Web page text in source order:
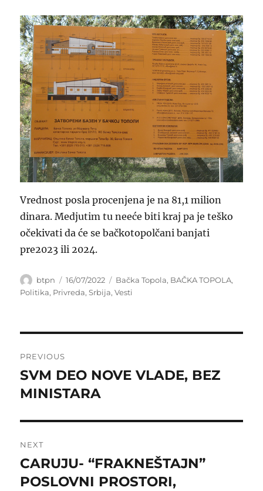
Vrednost posla procenjena je na 81,1 milion
dinara. Medjutim tu neeće biti kraj pa je teško
očekivati da će se bačkotopolčani banjati
pre2023 ili 2024.
Author
btpn
Posted
on
16/07/2022 Categories
Bačka Topola, BAČKA TOPOLA,
Politika, Privreda,Srbija,Vesti
navigation
PREVIOUS
Previous
post:
SVM DEO NOVE VLADE, BEZ
MINISTARA
NEXT
Next
post:
CARUJU- “FRAKNEŠTAJN”
POSLOVNI PROSTORI,